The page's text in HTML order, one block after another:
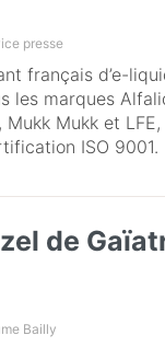
presse
français d’e-
les marques
Mukk et
ISO 9001.
de
Bailly